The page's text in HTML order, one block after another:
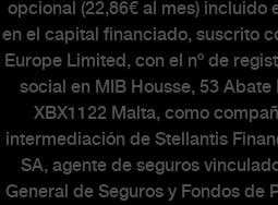
opcional (22,86€ al mes) incluido
en el capital financiado, suscrito
Europe Limited, con el nº de
social en MIB Housse, 53 Abate
XBX1122 Malta, como
intermediación de Stellantis
SA, agente de seguros
General de Seguros y Fondos de